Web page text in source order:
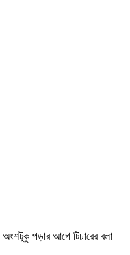
অংশটুকু পড়ার আগে টিচারের বলা